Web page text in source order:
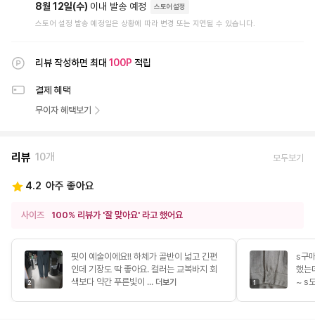
8월 12일(수) 이내 발송 예정 스토어설정
스토어 설정 발송 예정일은 상황에 따라 변경 또는 지연될 수 있습니다.
리뷰 작성하면 최대 100P 적립
결제 혜택
무이자 혜택보기
리뷰 10개 모두보기
4.2 아주 좋아요
사이즈 100% 리뷰가 '잘 맞아요' 라고 했어요
2
핏이 예술이에요!! 하체가 골반이 넓고 긴편
인데 기장도 딱 좋아요. 컬러는 교복바지 회
색보다 약간 푸른빛이 ... 더보기 1
s구
했는
~ s